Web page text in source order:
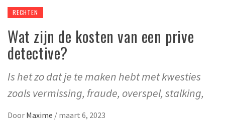
RECHTEN
Wat zijn de kosten van een prive
detective?
Is het zo dat je te maken hebt met kwesties
zoals vermissing, fraude, overspel, stalking,
Door Maxime / maart 6, 2023